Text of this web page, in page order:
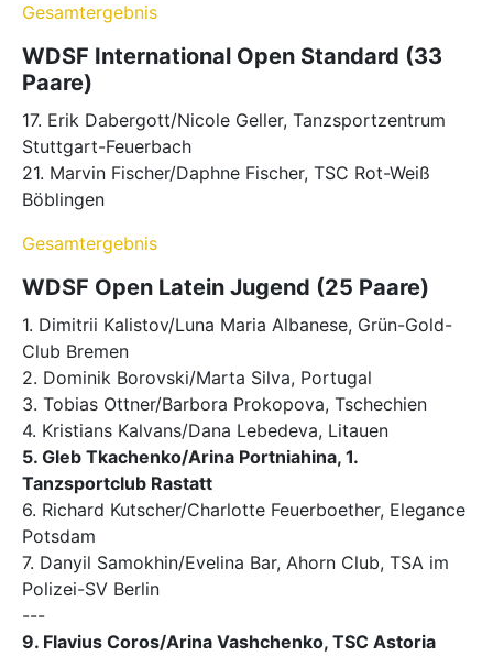
Gesamtergebnis
WDSF International Open Standard (33
Paare)
17. Erik Dabergott/Nicole Geller, Tanzsportzentrum
Stuttgart-Feuerbach
21. Marvin Fischer/Daphne Fischer, TSC Rot-Weiß
Böblingen
Gesamtergebnis
WDSF Open Latein Jugend (25 Paare)
1. Dimitrii Kalistov/Luna Maria Albanese, Grün-Gold-
Club Bremen
2. Dominik Borovski/Marta Silva, Portugal
3. Tobias Ottner/Barbora Prokopova, Tschechien
4. Kristians Kalvans/Dana Lebedeva, Litauen
5. Gleb Tkachenko/Arina Portniahina, 1.
Tanzsportclub Rastatt
6. Richard Kutscher/Charlotte Feuerboether, Elegance
Potsdam
7. Danyil Samokhin/Evelina Bar, Ahorn Club, TSA im
Polizei-SV Berlin
---
9. Flavius Coros/Arina Vashchenko, TSC Astoria